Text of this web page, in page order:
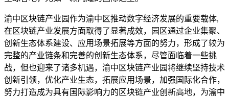
渝中区块链产业园作为渝中区推动数字经济发展的重要载体,
在区块链产业发展方面取得了显著成效，园区通过企业集聚、
创新生态体系建设、应用场景拓展等方面的努力，形成了较为
完整的产业链条和完善的创新生态体系，尽管面临着一些挑
战，但也迎来了诸多机遇，渝中区块链产业园将继续坚持技术
创新引领，优化产业生态，拓展应用场景，加强国际化合作，
努力打造成为具有国际影响力的区块链产业创新高地，为渝中